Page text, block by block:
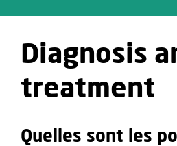
Diagnosis
treatment
Quelles sont les